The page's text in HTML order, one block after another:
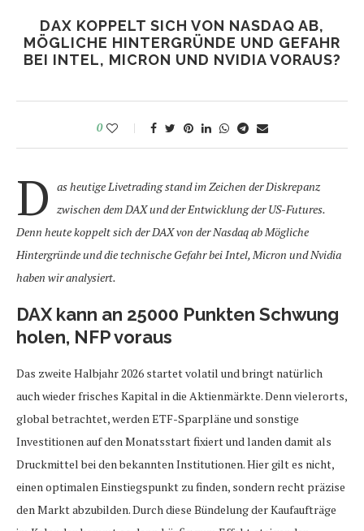
DAX KOPPELT SICH VON NASDAQ AB,
MÖGLICHE HINTERGRÜNDE UND GEFAHR
BEI INTEL, MICRON UND NVIDIA VORAUS?
0
D as heutige Livetrading stand im Zeichen der Diskrepanz
zwischen dem DAX und der Entwicklung der US-Futures.
Denn heute koppelt sich der DAX von der Nasdaq ab Mögliche
Hintergründe und die technische Gefahr bei Intel, Micron und Nvidia
haben wir analysiert.
DAX kann an 25000 Punkten Schwung
holen, NFP voraus
Das zweite Halbjahr 2026 startet volatil und bringt natürlich
auch wieder frisches Kapital in die Aktienmärkte. Denn vielerorts,
global betrachtet, werden ETF-Sparpläne und sonstige
Investitionen auf den Monatsstart fixiert und landen damit als
Druckmittel bei den bekannten Institutionen. Hier gilt es nicht,
einen optimalen Einstiegspunkt zu finden, sondern recht präzise
den Markt abzubilden. Durch diese Bündelung der Kaufaufträge